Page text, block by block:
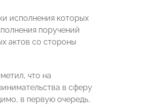
исполнения которых
поручений
актов со стороны
что на
в сферу
в первую очередь,